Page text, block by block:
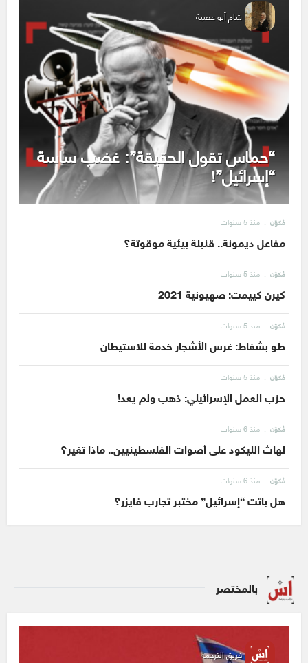
شام أبو عصبة
“حماس تقول الحقيقة”: غضب ساسة
“إسرائيل”!
مُكوّن منذ 5 سنوات
مفاعل ديمونة.. قنبلة بيئية موقوتة؟
مُكوّن منذ 5 سنوات
كيرن كييمت: صهيونية 2021
مُكوّن منذ 5 سنوات
طو بشفاط: غرس الأشجار خدمة للاستيطان
مُكوّن منذ 5 سنوات
حزب العمل الإسرائيلي: ذهب ولم يعد!
مُكوّن منذ 6 سنوات
لهاث الليكود على أصوات الفلسطينيين.. ماذا تغير؟
مُكوّن منذ 6 سنوات
هل باتت “إسرائيل” مختبر تجارب فايزر؟
بالمختصر
فريق الترجمة